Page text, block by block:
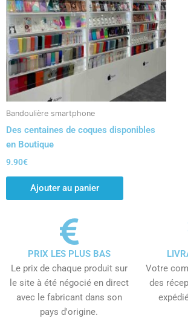
Bandoulière smartphone
Des centaines de coques disponibles
en Boutique
9.90€
Ajouter au panier
PRIX LES PLUS BAS
Le prix de chaque produit sur
le site à été négocié en direct
avec le fabricant dans son
pays d'origine.
Votre
des